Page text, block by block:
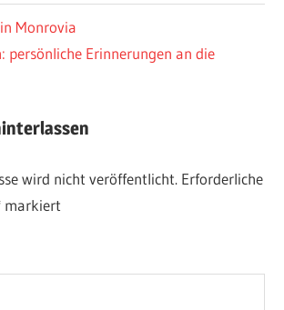
Monrovia
persönliche Erinnerungen an die
wird nicht veröffentlicht. Erforderliche
markiert